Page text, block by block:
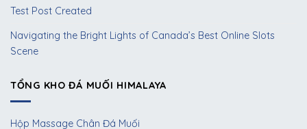
Test Post Created
Navigating the Bright Lights of Canada’s Best Online Slots
Scene
TỔNG KHO ĐÁ MUỐI HIMALAYA
Hộp Massage Chân Đá Muối